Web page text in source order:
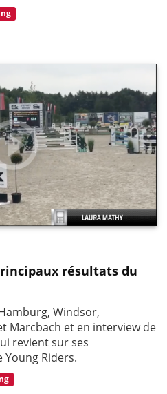
résultats du
Windsor,
Marcbach et en interview de
revient sur ses
Riders.